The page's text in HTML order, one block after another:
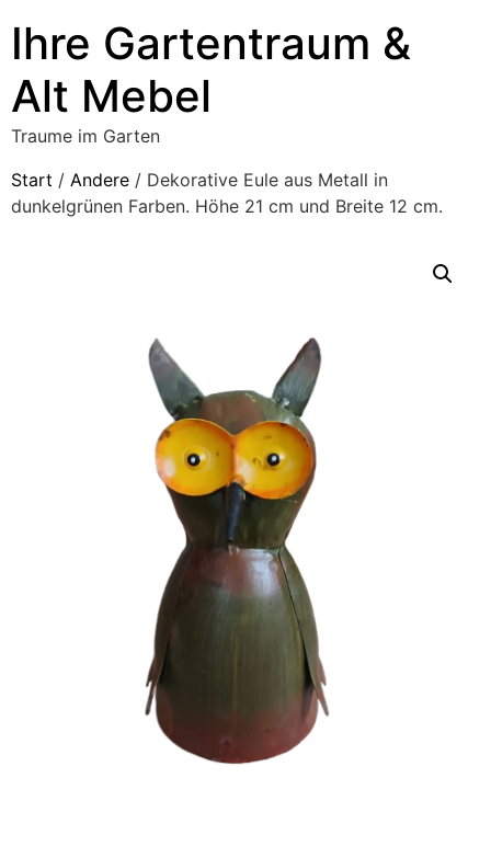
Ihre Gartentraum &
Alt Mebel
Traume im Garten
Start / Andere / Dekorative Eule aus Metall in
dunkelgrünen Farben. Höhe 21 cm und Breite 12 cm.